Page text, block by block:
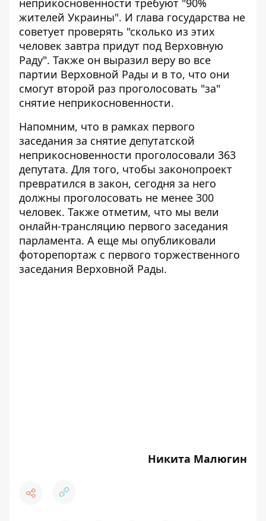
неприкосновенности требуют "90%
жителей Украины". И глава государства не
советует проверять "сколько из этих
человек завтра придут под Верховную
Раду". Также он выразил веру во все
партии Верховной Рады и в то, что они
смогут второй раз проголосовать "за"
снятие неприкосновенности.
Напомним, что в рамках первого
заседания за снятие депутатской
неприкосновенности проголосовали 363
депутата. Для того, чтобы законопроект
превратился в закон, сегодня за него
должны проголосовать не менее 300
человек. Также отметим, что мы вели
онлайн-трансляцию первого заседания
парламента. А еще мы опубликовали
фоторепортаж с первого торжественного
заседания Верховной Рады.
Никита Малюгин